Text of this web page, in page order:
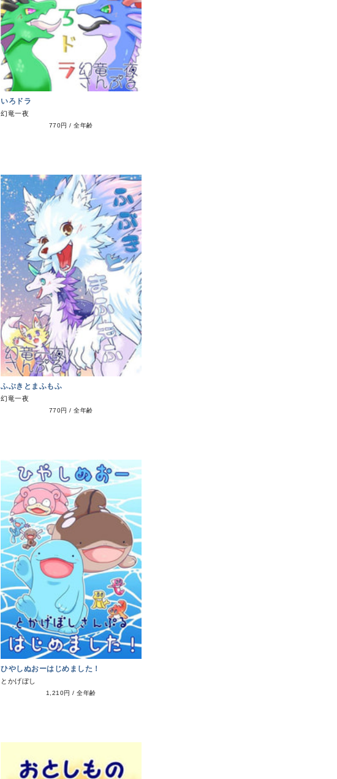
いろドラ
幻竜一夜
770円 /全年齢
ふぶきとまふもふ
幻竜一夜
770円 /全年齢
ひやしぬおーはじめました！
とかげぼし
1,210円 /全年齢